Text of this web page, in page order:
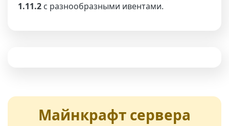
1.11.2 с разнообразными ивентами.
Майнкрафт сервера